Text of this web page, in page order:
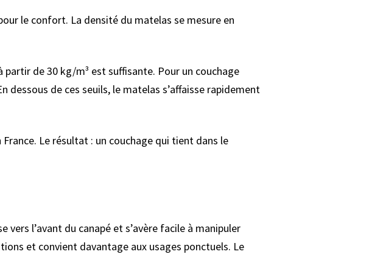
le confort. La densité du matelas se mesure en
de 30 kg/m³ est suffisante. Pour un couchage
de ces seuils, le matelas s’affaisse rapidement
Le résultat : un couchage qui tient dans le
l’avant du canapé et s’avère facile à manipuler
et convient davantage aux usages ponctuels. Le